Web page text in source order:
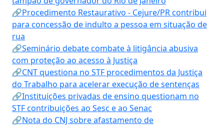
🔗Procedimento Restaurativo - Cejure/PR contribui
para concessão de indulto a pessoa em situação de
rua
🔗Seminário debate combate à litigância abusiva
com proteção ao acesso à Justiça
🔗CNT questiona no STF procedimentos da Justiça
do Trabalho para acelerar execução de sentenças
🔗Instituições privadas de ensino questionam no
STF contribuições ao Sesc e ao Senac
🔗Nota do CNJ sobre afastamento de